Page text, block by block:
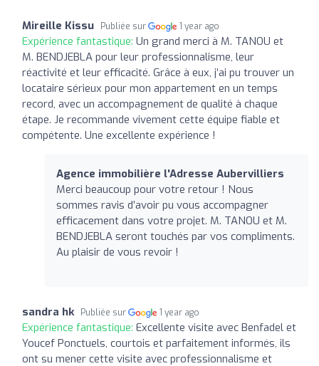
Mireille Kissu Publiée sur 1 year ago
Expérience fantastique: Un grand merci à M. TANOU et
M. BENDJEBLA pour leur professionnalisme, leur
réactivité et leur efficacité. Grâce à eux, j’ai pu trouver un
locataire sérieux pour mon appartement en un temps
record, avec un accompagnement de qualité à chaque
étape. Je recommande vivement cette équipe fiable et
compétente. Une excellente expérience !
Agence immobilière l'Adresse Aubervilliers
Merci beaucoup pour votre retour ! Nous
sommes ravis d’avoir pu vous accompagner
efficacement dans votre projet. M. TANOU et M.
BENDJEBLA seront touchés par vos compliments.
Au plaisir de vous revoir !
sandra hk Publiée sur 1 year ago
Expérience fantastique: Excellente visite avec Benfadel et
Youcef Ponctuels, courtois et parfaitement informés, ils
ont su mener cette visite avec professionnalisme et